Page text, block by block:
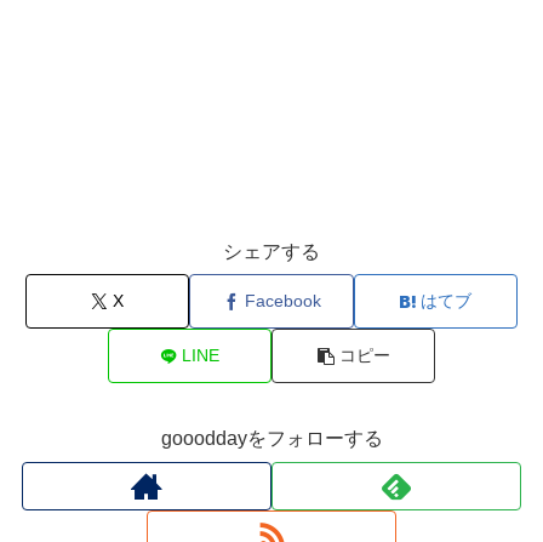
シェアする
X Facebook はてブ
LINE コピー
goooddayをフォローする